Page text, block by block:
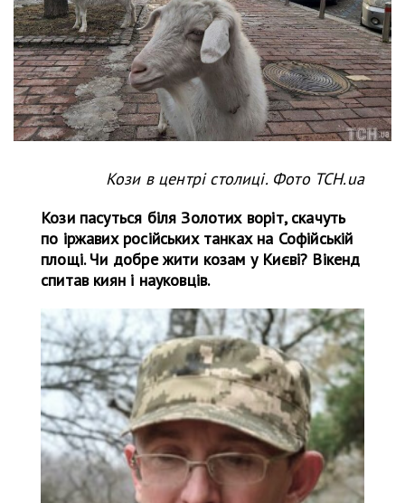
Кози в центрі столиці. Фото ТСН.ua
Кози пасуться біля Золотих воріт, скачуть
по іржавих російських танках на Софійській
площі. Чи добре жити козам у Києві? Вікенд
спитав киян і науковців.